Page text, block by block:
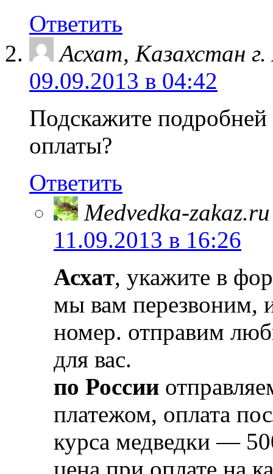
Ответить
Асхат, Казахстан
09.09.2013 в 04:42
Подскажите подробней
оплаты?
Ответить
Medvedka-zakaz.ru
11.09.2013 в 16:26
Асхат, укажите в
мы вам перезвоним,
номер. отправим
для вас.
по России
платежом, оплата
курса медведки —
цена при оплате на